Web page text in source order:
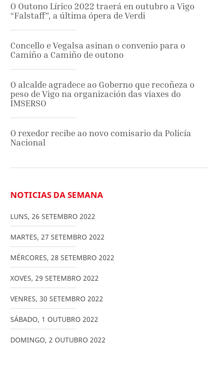
O Outono Lírico 2022 traerá en outubro a Vigo
“Falstaff”, a última ópera de Verdi
Concello e Vegalsa asinan o convenio para o
Camiño a Camiño de outono
O alcalde agradece ao Goberno que recoñeza o
peso de Vigo na organización das viaxes do
IMSERSO
O rexedor recibe ao novo comisario da Policía
Nacional
NOTICIAS DA SEMANA
LUNS, 26 SETEMBRO 2022
MARTES, 27 SETEMBRO 2022
MÉRCORES, 28 SETEMBRO 2022
XOVES, 29 SETEMBRO 2022
VENRES, 30 SETEMBRO 2022
SÁBADO, 1 OUTUBRO 2022
DOMINGO, 2 OUTUBRO 2022